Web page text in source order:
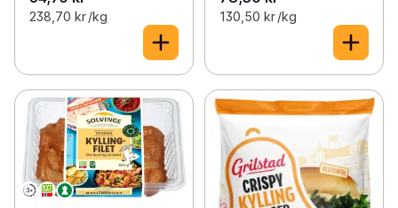
238,70 kr /kg 130,50 kr /kg